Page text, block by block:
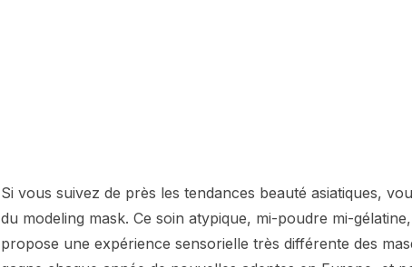
Si vous suivez de près les tendances beauté asiatiques,
du modeling mask. Ce soin atypique, mi-poudre mi-
propose une expérience sensorielle très différente des